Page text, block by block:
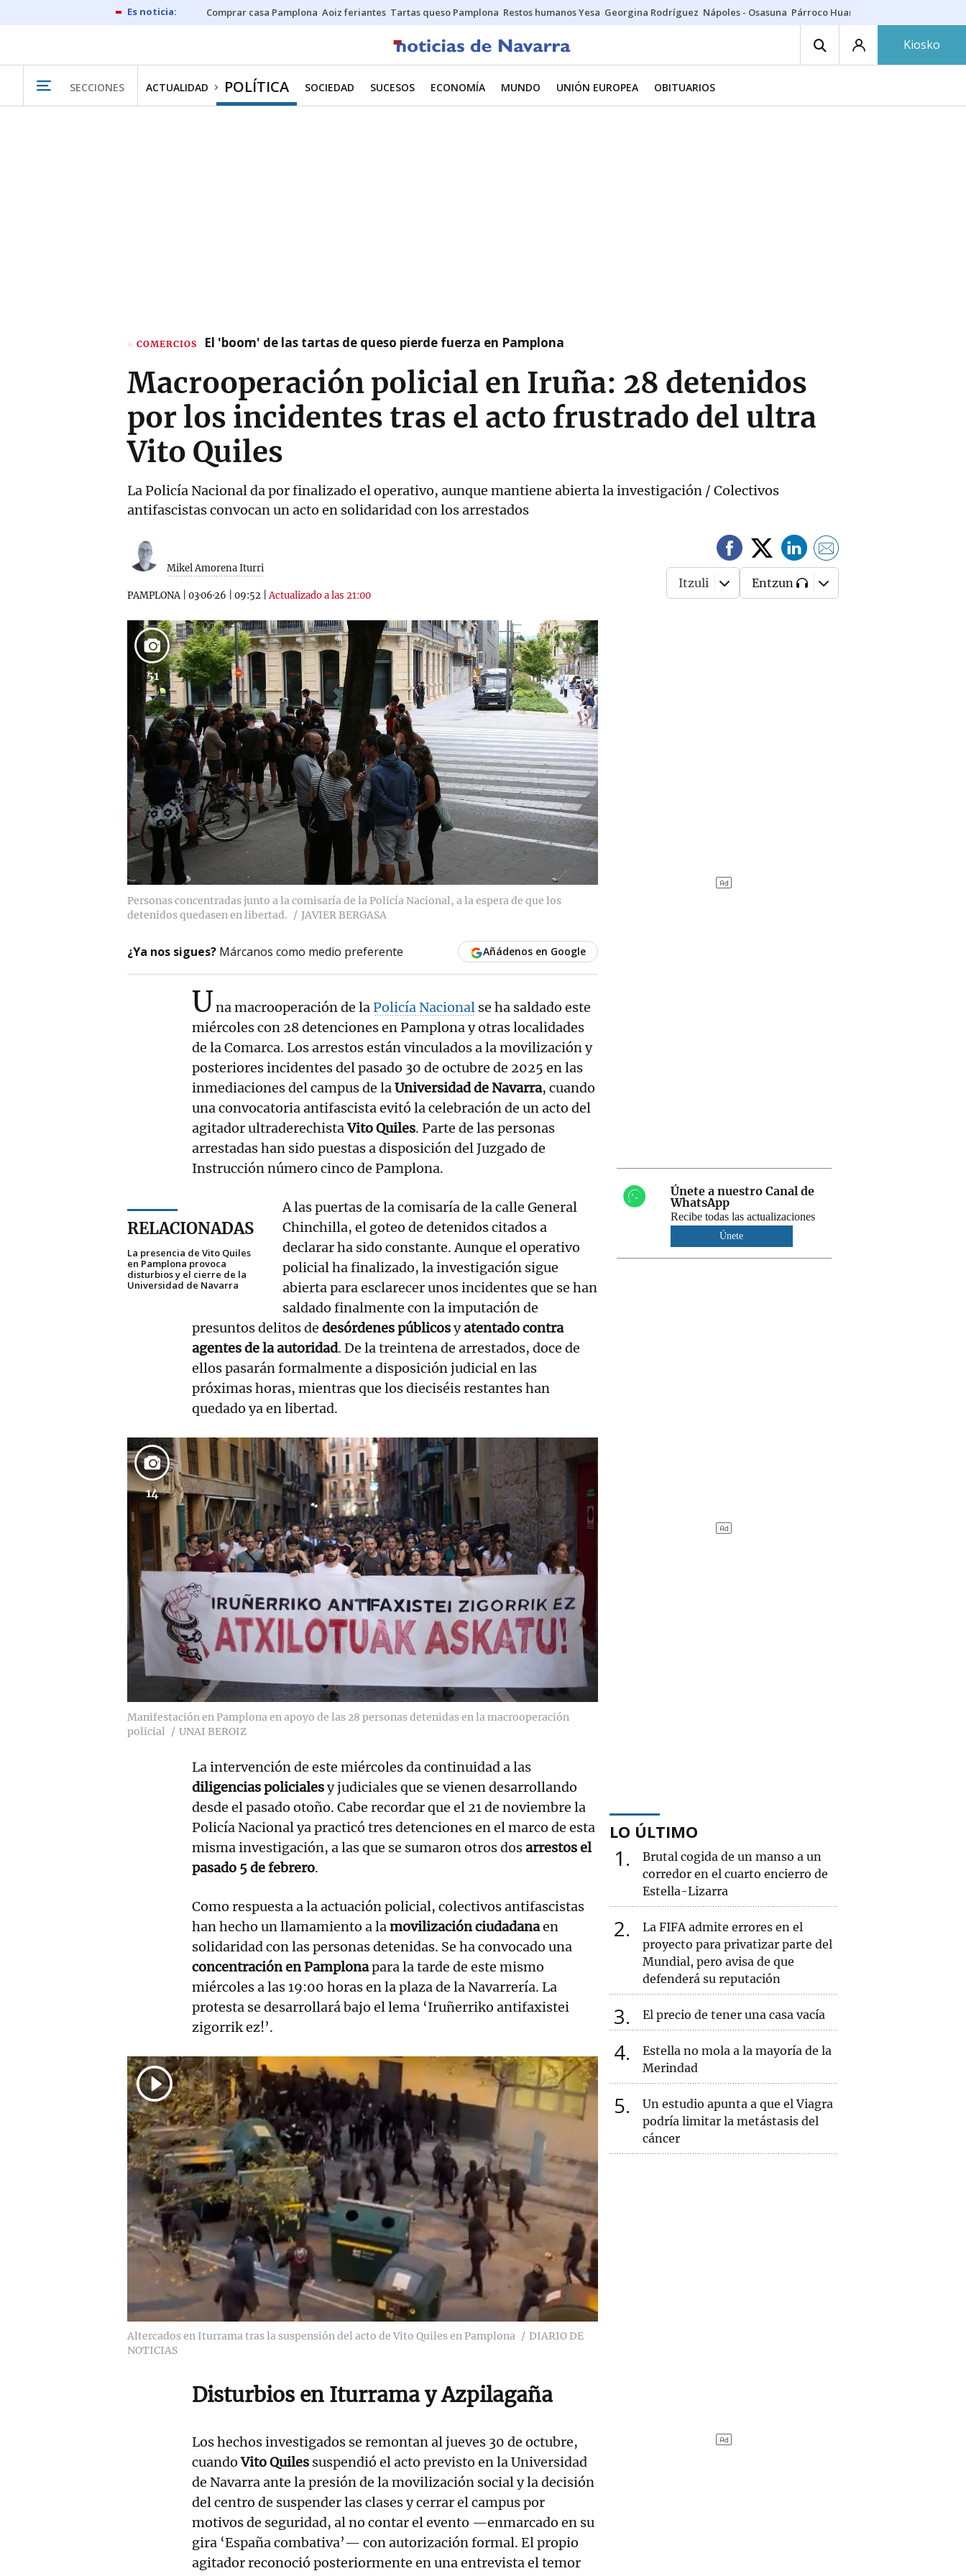
Comprar casa Pamplona Aoiz feriantes Tartas queso Pamplona Restos humanos Yesa Georgina Rodríguez Nápoles - Osasuna Párroco Huarte
Kiosko
SECCIONES ACTUALIDAD POLÍTICA SOCIEDAD SUCESOS ECONOMÍA MUNDO UNIÓN EUROPEA OBITUARIOS
COMERCIOS El 'boom' de las tartas de queso pierde fuerza en Pamplona
Macrooperación policial en Iruña: 28 detenidos
por los incidentes tras el acto frustrado del ultra
Vito Quiles
La Policía Nacional da por finalizado el operativo, aunque mantiene abierta la investigación / Colectivos
antifascistas convocan un acto en solidaridad con los arrestados
Mikel Amorena Iturri
PAMPLONA| 03·06·26 09:52 |Actualizado a las 21:00
Itzuli Entzun
51
Personas concentradas junto a la comisaría de la Policía Nacional, a la espera de que los
detenidos quedasen en libertad.
JAVIER BERGASA
¿Ya nos sigues? Márcanos como medio preferente Añádenos en Google
Una macrooperación de laPolicía Nacional se ha saldado este
miércoles con 28 detenciones en Pamplona y otras localidades
de la Comarca. Los arrestos están vinculados a la movilización y
posteriores incidentes del pasado 30 de octubre de 2025 en las
inmediaciones del campus de laUniversidad de Navarra, cuando
una convocatoria antifascista evitó la celebración de un acto del
agitador ultraderechistaVito Quiles. Parte de las personas
arrestadas han sido puestas a disposición del Juzgado de
Instrucción número cinco de Pamplona.
RELACIONADAS
La presencia de Vito Quiles
en Pamplona provoca
disturbios y el cierre de la
Universidad de Navarra
A las puertas de la comisaría de la calle General
Chinchilla, el goteo de detenidos citados a
declarar ha sido constante. Aunque el operativo
policial ha finalizado, la investigación sigue
abierta para esclarecer unos incidentes que se han
saldado finalmente con la imputación de
presuntos delitos de desórdenes públicosyatentado contra
agentes de la autoridad. De la treintena de arrestados, doce de
ellos pasarán formalmente a disposición judicial en las
próximas horas, mientras que los dieciséis restantes han
quedado ya en libertad.
14
Manifestación en Pamplona en apoyo de las 28 personas detenidas en la macrooperación
policial
UNAI BEROIZ
La intervención de este miércoles da continuidad a las
diligencias policialesy judiciales que se vienen desarrollando
desde el pasado otoño. Cabe recordar que el 21 de noviembre la
Policía Nacional ya practicó tres detenciones en el marco de esta
misma investigación, a las que se sumaron otros dosarrestos el
pasado 5 de febrero.
Como respuesta a la actuación policial, colectivos antifascistas
han hecho un llamamiento a lamovilización ciudadanaen
solidaridad con las personas detenidas. Se ha convocado una
concentración en Pamplonapara la tarde de este mismo
miércoles a las 19:00 horas en la plaza de la Navarrería. La
protesta se desarrollará bajo el lema ‘Iruñerriko antifaxistei
zigorrik ez!’.
Altercados en Iturrama tras la suspensión del acto de Vito Quiles en Pamplona
DIARIO DE
NOTICIAS
Disturbios en Iturrama y Azpilagaña
Los hechos investigados se remontan al jueves 30 de octubre,
cuandoVito Quiles suspendió el acto previsto en la Universidad
de Navarra ante la presión de la movilización social y la decisión
del centro de suspender las clases y cerrar el campus por
motivos de seguridad, al no contar el evento —enmarcado en su
gira ‘España combativa’— con autorización formal. El propio
agitador reconoció posteriormente en una entrevista el temor
Únete a nuestro Canal de
WhatsApp
Recibe todas las actualizaciones
Únete
LO ÚLTIMO
1
Brutal cogida de un manso a un
corredor en el cuarto encierro de
Estella-Lizarra
2
La FIFA admite errores en el
proyecto para privatizar parte del
Mundial, pero avisa de que
defenderá su reputación
3 El precio de tener una casa vacía
4
Estella no mola a la mayoría de la
Merindad
5
Un estudio apunta a que el Viagra
podría limitar la metástasis del
cáncer